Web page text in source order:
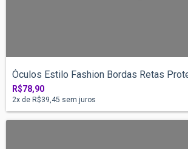
Óculos Estilo Fashion Bordas Retas
R$78,90
2x de R$39,45 sem juros